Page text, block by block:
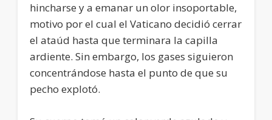
hincharse y a emanar un olor insoportable,
motivo por el cual el Vaticano decidió cerrar
el ataúd hasta que terminara la capilla
ardiente. Sin embargo, los gases siguieron
concentrándose hasta el punto de que su
pecho explotó.